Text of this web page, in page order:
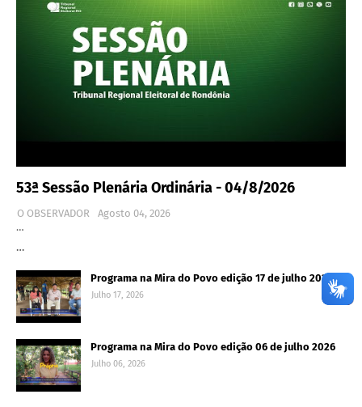
53ª Sessão Plenária Ordinária - 04/8/2026
O OBSERVADOR
Agosto 04, 2026
…
…
Programa na Mira do Povo edição 17 de julho 2026
Julho 17, 2026
Programa na Mira do Povo edição 06 de julho 2026
Julho 06, 2026